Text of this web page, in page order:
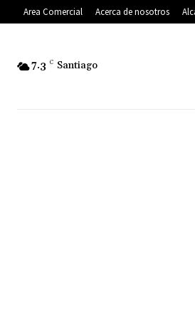
Area Comercial Acerca de nosotros
7.3 C Santiago